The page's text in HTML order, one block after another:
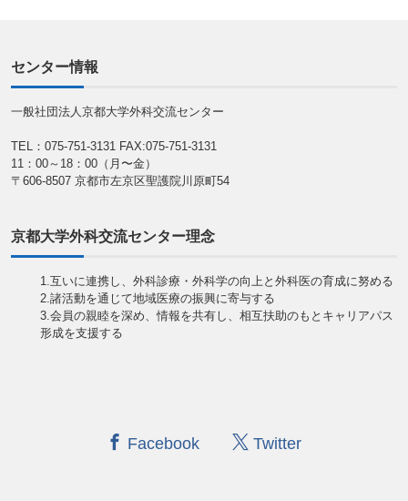
センター情報
一般社団法人京都大学外科交流センター
TEL：075-751-3131 FAX:075-751-3131
11：00～18：00（月〜金）
〒606-8507 京都市左京区聖護院川原町54
京都大学外科交流センター理念
1.互いに連携し、外科診療・外科学の向上と外科医の育成に努める
2.諸活動を通じて地域医療の振興に寄与する
3.会員の親睦を深め、情報を共有し、相互扶助のもとキャリアパス
形成を支援する
Facebook Twitter